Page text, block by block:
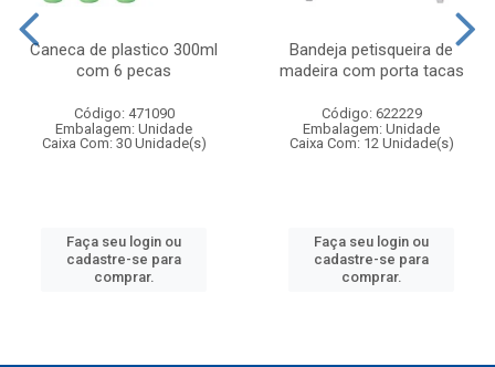
Caneca de plastico 300ml
com 6 pecas
Código: 471090
Embalagem: Unidade
Caixa Com: 30 Unidade(s)
Faça seu login ou
cadastre-se para
comprar.
Bandeja petisqueira de
madeira com porta tacas
Código: 622229
Embalagem: Unidade
Caixa Com: 12 Unidade(s)
Faça seu login ou
cadastre-se para
comprar.